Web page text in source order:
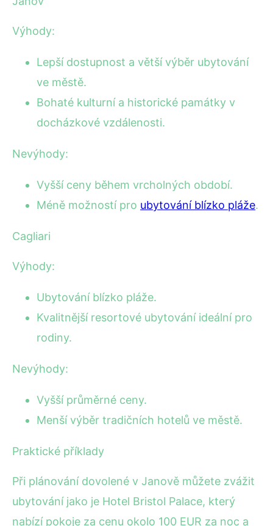
Výhody:
Lepší dostupnost a větší výběr ubytování
ve městě.
Bohaté kulturní a historické památky v
docházkové vzdálenosti.
Nevýhody:
Vyšší ceny během vrcholných období.
Méně možností pro ubytování blízko pláže.
Cagliari
Výhody:
Ubytování blízko pláže.
Kvalitnější resortové ubytování ideální pro
rodiny.
Nevýhody:
Vyšší průměrné ceny.
Menší výběr tradičních hotelů ve městě.
Praktické příklady
Při plánování dovolené v Janově můžete zvážit
ubytování jako je Hotel Bristol Palace, který
nabízí pokoje za cenu okolo 100 EUR za noc a